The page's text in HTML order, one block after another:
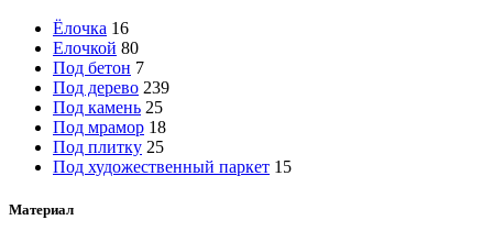
Ёлочка 16
Елочкой 80
Под бетон 7
Под дерево 239
Под камень 25
Под мрамор 18
Под плитку 25
Под художественный паркет 15
Материал